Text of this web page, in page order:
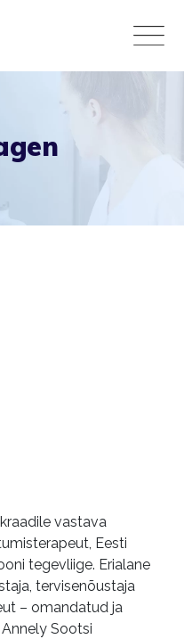
vastava
Eesti
tegevliige. Erialane
tervisenõustaja
– omandatud ja
Sootsi